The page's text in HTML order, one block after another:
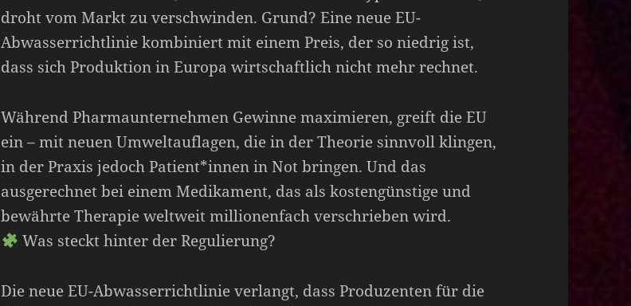
droht vom Markt zu verschwinden. Grund? Eine neue EU-
Abwasserrichtlinie kombiniert mit einem Preis, der so niedrig ist,
dass sich Produktion in Europa wirtschaftlich nicht mehr rechnet.
Während Pharmaunternehmen Gewinne maximieren, greift die EU
ein – mit neuen Umweltauflagen, die in der Theorie sinnvoll klingen,
in der Praxis jedoch Patient*innen in Not bringen. Und das
ausgerechnet bei einem Medikament, das als kostengünstige und
bewährte Therapie weltweit millionenfach verschrieben wird.
Was steckt hinter der Regulierung?
Die neue EU-Abwasserrichtlinie verlangt, dass Produzenten für die